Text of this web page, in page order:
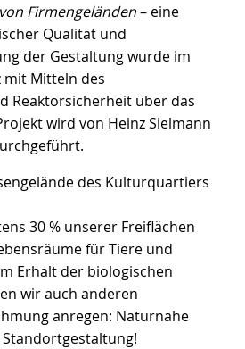
Firmengeländen– eine
Qualität und
der Gestaltung wurde im
Mitteln des
Reaktorsicherheit über das
wird von Heinz Sielmann
des Kulturquartiers
30 % unserer Freiflächen
für Tiere und
Erhalt der biologischen
wir auch anderen
anregen: Naturnahe